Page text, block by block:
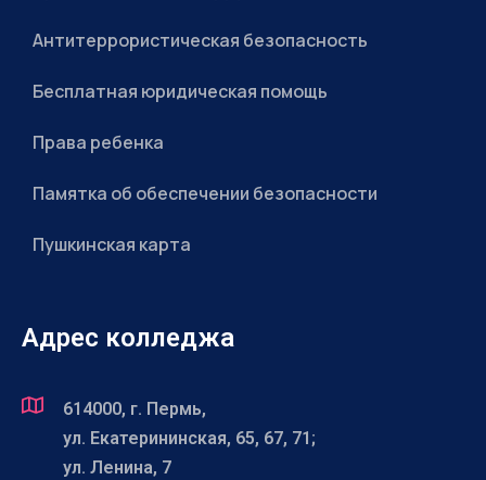
Антитеррористическая безопасность
Бесплатная юридическая помощь
Права ребенка
Памятка об обеспечении безопасности
Пушкинская карта
Адрес колледжа
614000, г. Пермь,
ул. Екатерининская, 65, 67, 71;
ул. Ленина, 7